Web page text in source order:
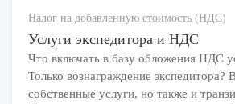
Налог на добавленную стоимость (НДС)
Услуги экспедитора и НДС
Что включать в базу обложения НДС
Только вознаграждение экспедитора?
собственные услуги, но также и